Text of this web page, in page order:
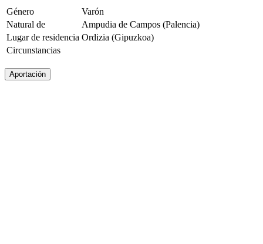
Género
Varón
Natural de
Ampudia de Campos (Palencia)
Lugar de residencia Ordizia (Gipuzkoa)
Circunstancias